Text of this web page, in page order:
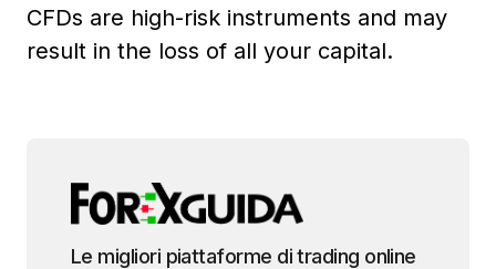
CFDs are high-risk instruments and may
result in the loss of all your capital.
Le migliori piattaforme di trading online